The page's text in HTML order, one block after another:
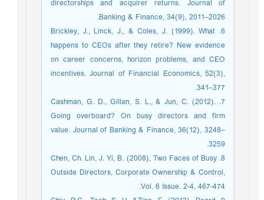
directorships and acquirer returns. Journal of
Banking & Finance, 34(9), 2011–2026.
6. Brickley, J., Linck, J., & Coles, J. (1999). What
happens to CEOs after they retire? New evidence
on career concerns, horizon problems, and CEO
incentives. Journal of Financial Economics, 52(3),
341–377.
7. Cashman, G. D., Gillan, S. L., & Jun, C. (2012).
Going overboard? On busy directors and firm
value. Journal of Banking & Finance, 36(12), 3248–
3259.
8. Chen, Ch. Lin, J. Yi, B. (2008), Two Faces of Busy
Outside Directors, Corporate Ownership & Control,
Vol. 6 Issue. 2-4, 467-474.